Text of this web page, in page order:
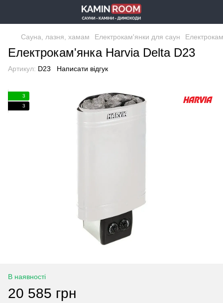
Сауна, лазня, хамам Електрокам'янки для саун
Електрокам'янка Harvia Delta D23
Артикул: D23 Написати відгук
3
3
В наявності
20 585 грн